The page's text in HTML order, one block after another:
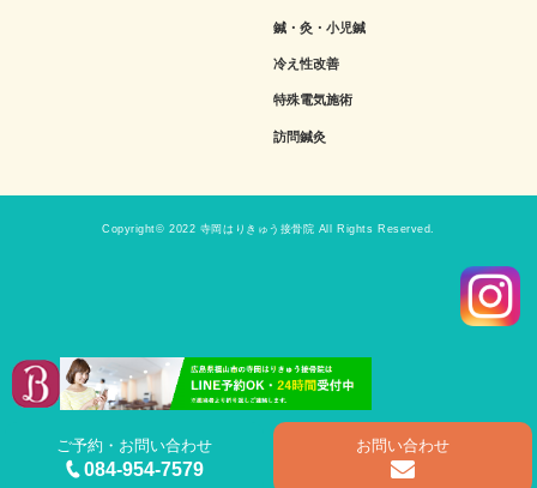
ご予約・お問い合わせ
084-954-7579
お問い合わせ
鍼・灸・小児鍼
冷え性改善
特殊電気施術
訪問鍼灸
Copyright© 2022 寺岡はりきゅう接骨院 All Rights Reserved.